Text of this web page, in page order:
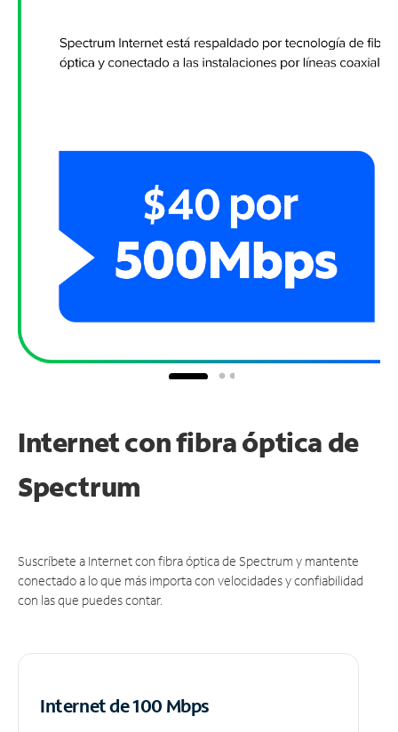
Internet con fibra óptica de
Spectrum
Suscríbete a Internet con fibra óptica de Spectrum y mantente
conectado a lo que más importa con velocidades y confiabilidad
con las que puedes contar.
Internet de 100 Mbps